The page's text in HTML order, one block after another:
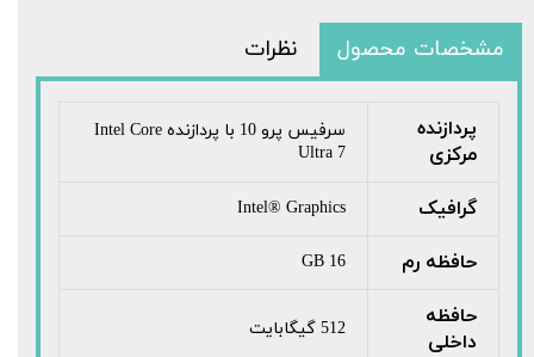
مشخصات محصول نظرات
پردازنده
مرکزی
سرفیس پرو 10 با پردازنده Intel Core
Ultra 7
گرافیک Intel® Graphics
حافظه رم 16 GB
حافظه
داخلی
512 گیگابایت